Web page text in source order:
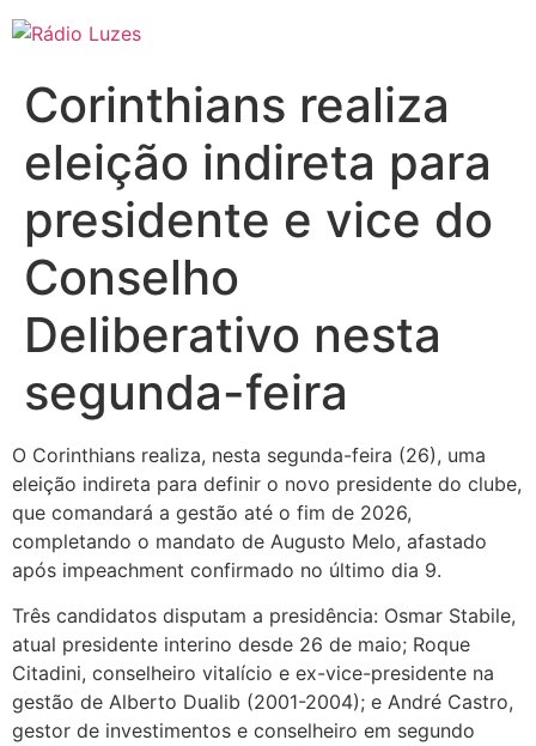
para
conteúdo
Corinthians realiza
eleição indireta para
presidente e vice do
Conselho
Deliberativo nesta
segunda-feira
O Corinthians realiza, nesta segunda-feira (26), uma
eleição indireta para definir o novo presidente do clube,
que comandará a gestão até o fim de 2026,
completando o mandato de Augusto Melo, afastado
após impeachment confirmado no último dia 9.
Três candidatos disputam a presidência: Osmar Stabile,
atual presidente interino desde 26 de maio; Roque
Citadini, conselheiro vitalício e ex-vice-presidente na
gestão de Alberto Dualib (2001-2004); e André Castro,
gestor de investimentos e conselheiro em segundo